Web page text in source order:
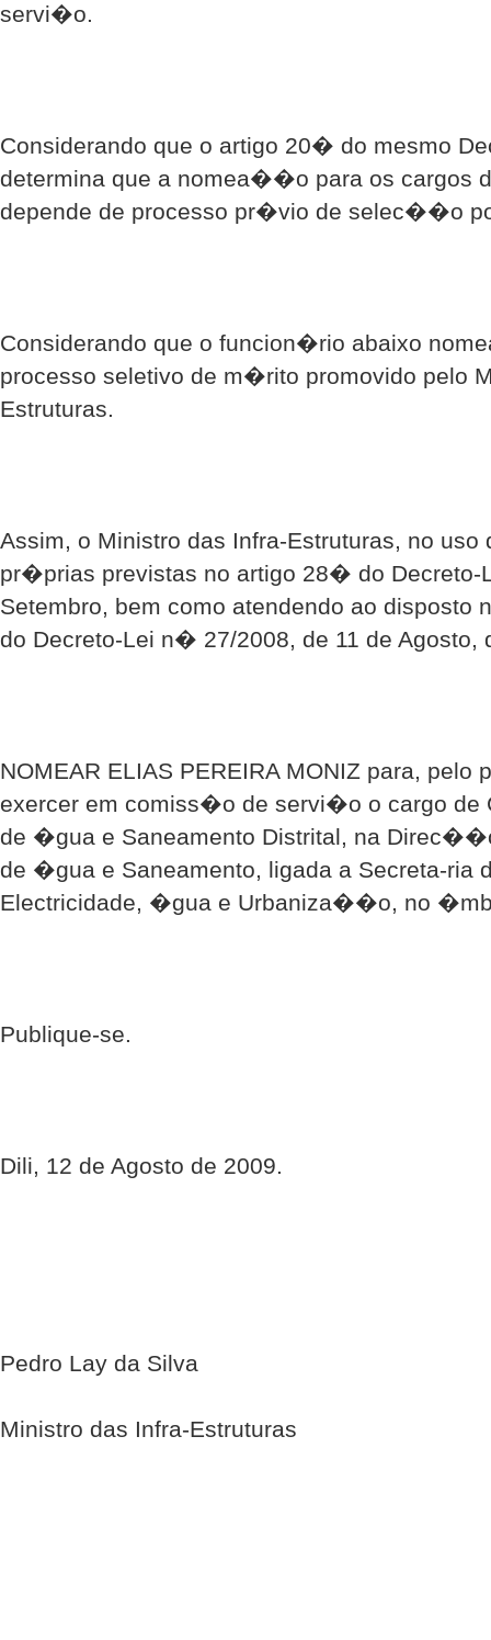
servi�o.
Considerando que o artigo 20� do mesmo
determina que a nomea��o para os cargos
depende de processo pr�vio de selec��o
Considerando que o funcion�rio abaixo
processo seletivo de m�rito promovido pelo
Estruturas.
Assim, o Ministro das Infra-Estruturas, no
pr�prias previstas no artigo 28� do
Setembro, bem como atendendo ao
do Decreto-Lei n� 27/2008, de 11 de Agosto,
NOMEAR ELIAS PEREIRA MONIZ para, pelo
exercer em comiss�o de servi�o o cargo de
de �gua e Saneamento Distrital, na
de �gua e Saneamento, ligada a Secreta-ria
Electricidade, �gua e Urbaniza��o, no
Publique-se.
Dili, 12 de Agosto de 2009.
Pedro Lay da Silva
Ministro das Infra-Estruturas